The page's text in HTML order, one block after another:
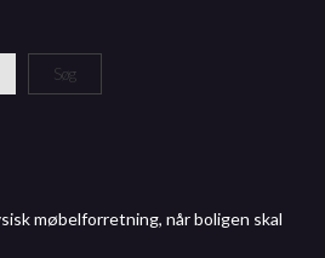
Søg
møbelforretning, når boligen skal